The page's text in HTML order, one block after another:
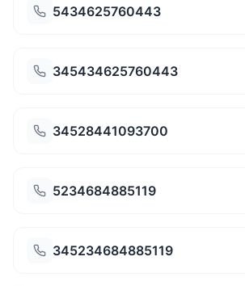
5434625760443
345434625760443
34528441093700
5234684885119
345234684885119